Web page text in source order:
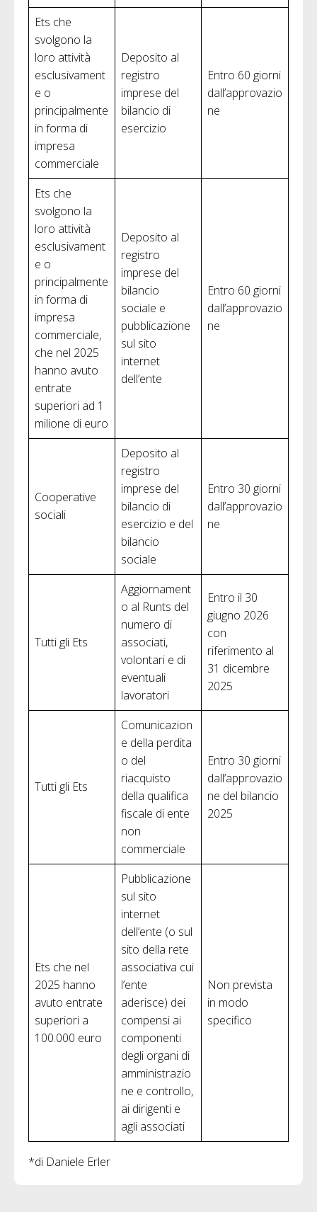
Ets che
svolgono la
loro attività
esclusivament
e o
principalmente
in forma di
impresa
commerciale
Deposito al
registro
imprese del
bilancio di
esercizio
Entro 60 giorni
dall’approvazio
ne
Ets che
svolgono la
loro attività
esclusivament
e o
principalmente
in forma di
impresa
commerciale,
che nel 2025
hanno avuto
entrate
superiori ad 1
milione di euro
Deposito al
registro
imprese del
bilancio
sociale e
pubblicazione
sul sito
internet
dell’ente
Entro 60 giorni
dall’approvazio
ne
Cooperative
sociali
Deposito al
registro
imprese del
bilancio di
esercizio e del
bilancio
sociale
Entro 30 giorni
dall’approvazio
ne
Tutti gli Ets
Aggiornament
o al Runts del
numero di
associati,
volontari e di
eventuali
lavoratori
Entro il 30
giugno 2026
con
riferimento al
31 dicembre
2025
Tutti gli Ets
Comunicazion
e della perdita
o del
riacquisto
della qualifica
fiscale di ente
non
commerciale
Entro 30 giorni
dall’approvazio
ne del bilancio
2025
Ets che nel
2025 hanno
avuto entrate
superiori a
100.000 euro
Pubblicazione
sul sito
internet
dell’ente (o sul
sito della rete
associativa cui
l’ente
aderisce) dei
compensi ai
componenti
degli organi di
amministrazio
ne e controllo,
ai dirigenti e
agli associati
Non prevista
in modo
specifico
*di Daniele Erler